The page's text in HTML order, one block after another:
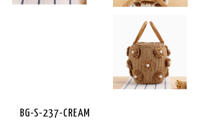
BG-S-237-CREAM